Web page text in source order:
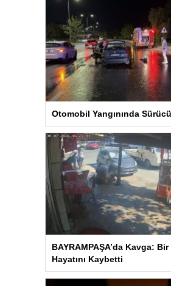
Otomobil Yangınında
BAYRAMPAŞA’da Kavga:
Hayatını Kaybetti